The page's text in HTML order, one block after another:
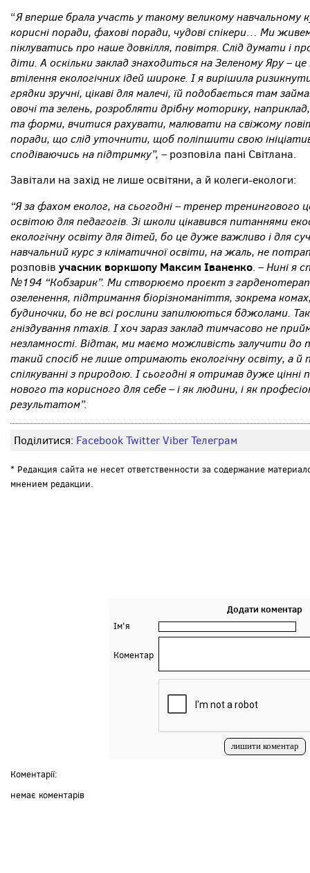
“Я вперше брала участь у такому великому навчальному
корисні поради, фахові поради, чудові спікери… Ми
піклуватись про наше довкілля, повітря. Слід думати і
діти. А оскільки заклад знаходиться на Зеленому Яру –
втілення екологічних ідей широке. І я вирішила
грядки зручні, цікаві для малечі, їй подобається там
овочі та зелень, розробляти дрібну моторику,
та форми, вчитися рахувати, малювати на свіжому
поради, що слід уточнити, щоб поліпшити свою
сподіваючись на підтримку”, – розповіла пані Світлана.
Завітали на захід не лише освітяни, а й колеги-екологи:
“Я за фахом еколог, на сьогодні – тренер тренингового
освітою для педагогів. Зі школи цікавився питаннями
екологічну освіту для дітей, бо це дуже важливо і для
навчальний курс з кліматичної освіти, на жаль, не
розповів учасник воркшопу Максим Іваненко. –Нині я
№194 “Кобзарик”. Ми створюємо проєкт з
озеленення, підтримання біорізноманіття, зокрема
будиночки, бо не всі рослини запилюються бджолами.
гніздування птахів. І хоч зараз заклад тимчасово не
незламності. Відтак, ми маємо можливість залучити до
такий спосіб не лише отримають екологічну освіту, а й
спілкуванні з природою. І сьогодні я отримав дуже
нового та корисного для себе – і як людини, і як
результатом”.
Поділитися: FacebookTwitterViberТелеграм
* Редакция сайта не несет ответственности за содержание
мнением редакции.
Додати коментар
Ім'я
Коментар
Коментарії:
немає коментарів